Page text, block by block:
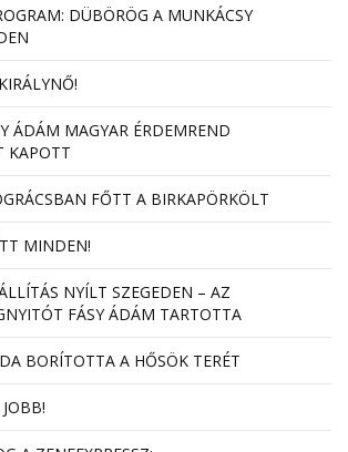
DÜBÖRÖG A MUNKÁCSY
ÁDÁM MAGYAR ÉRDEMREND
KAPOTT
FŐTT A BIRKAPÖRKÖLT
MINDEN!
NYÍLT SZEGEDEN – AZ
FÁSY ÁDÁM TARTOTTA
BORÍTOTTA A HŐSÖK TERÉT